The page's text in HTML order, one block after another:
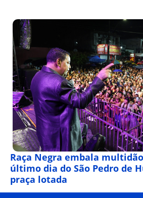
Raça Negra embala
último dia do São Pedro de
praça lotada